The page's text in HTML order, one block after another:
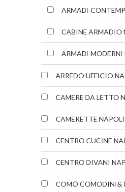
ARMADI
CABINE ARMADIO
ARMADI MODERNI
ARREDO UFFICIO
CAMERE DA LETTO
CAMERETTE NAPOLI
CENTRO CUCINE
CENTRO DIVANI
COMÒ